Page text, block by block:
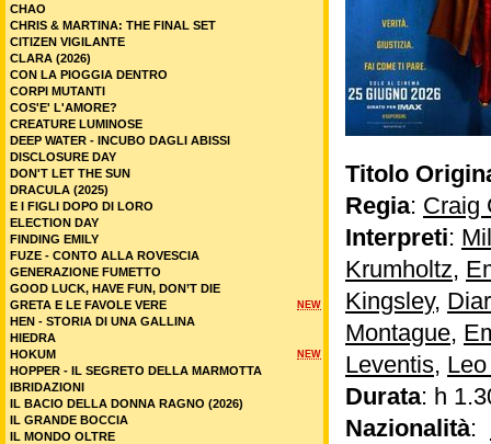
Titolo
Regia: Craig
Interpreti:
Krumholtz,
Kingsley,
Montague,
Leventis,
Durata: h
Nazionalità:
CHAO
CHRIS & MARTINA: THE FINAL SET
CITIZEN VIGILANTE
CLARA (2026)
CON LA PIOGGIA DENTRO
CORPI MUTANTI
COS'E' L'AMORE?
CREATURE LUMINOSE
DEEP WATER - INCUBO DAGLI ABISSI
DISCLOSURE DAY
DON'T LET THE SUN
DRACULA (2025)
E I FIGLI DOPO DI LORO
ELECTION DAY
FINDING EMILY
FUZE - CONTO ALLA ROVESCIA
GENERAZIONE FUMETTO
GOOD LUCK, HAVE FUN, DON’T DIE
NEW
GRETA E LE FAVOLE VERE
HEN - STORIA DI UNA GALLINA
HIEDRA
NEW
HOKUM
HOPPER - IL SEGRETO DELLA MARMOTTA
IBRIDAZIONI
IL BACIO DELLA DONNA RAGNO (2026)
IL GRANDE BOCCIA
IL MONDO OLTRE